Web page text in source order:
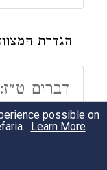
הגדרת
דברים
(י)וְעָשִׂ֜יתָ
מִסַּ֛ת
possible on
Learn More.